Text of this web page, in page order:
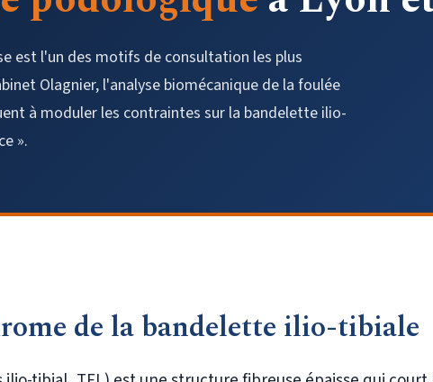
est l'un des motifs de consultation les plus
Olagnier, l'analyse biomécanique de la foulée
à moduler les contraintes sur la bandelette ilio-
».
de la bandelette ilio-tibiale